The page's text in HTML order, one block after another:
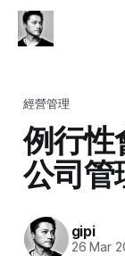
經營管理
例行性
公司管
gipi
26 Mar